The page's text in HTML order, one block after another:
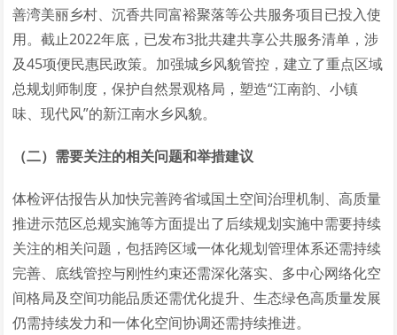
善湾美丽乡村、沉香共同富裕聚落等公共服务项目已投入使
用。截止2022年底，已发布3批共建共享公共服务清单，涉
及45项便民惠民政策。加强城乡风貌管控，建立了重点区域
总规划师制度，保护自然景观格局，塑造“江南韵、小镇
味、现代风”的新江南水乡风貌。
（二）需要关注的相关问题和举措建议
体检评估报告从加快完善跨省域国土空间治理机制、高质量
推进示范区总规实施等方面提出了后续规划实施中需要持续
关注的相关问题，包括跨区域一体化规划管理体系还需持续
完善、底线管控与刚性约束还需深化落实、多中心网络化空
间格局及空间功能品质还需优化提升、生态绿色高质量发展
仍需持续发力和一体化空间协调还需持续推进。